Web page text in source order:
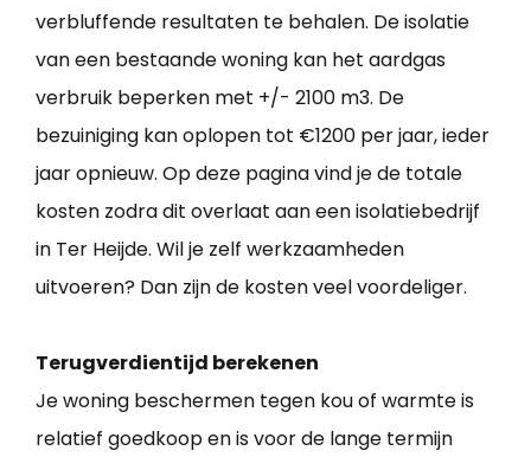
verbluffende resultaten te behalen. De isolatie
van een bestaande woning kan het aardgas
verbruik beperken met +/- 2100 m3. De
bezuiniging kan oplopen tot €1200 per jaar, ieder
jaar opnieuw. Op deze pagina vind je de totale
kosten zodra dit overlaat aan een isolatiebedrijf
in Ter Heijde. Wil je zelf werkzaamheden
uitvoeren? Dan zijn de kosten veel voordeliger.
Terugverdientijd berekenen
Je woning beschermen tegen kou of warmte is
relatief goedkoop en is voor de lange termijn